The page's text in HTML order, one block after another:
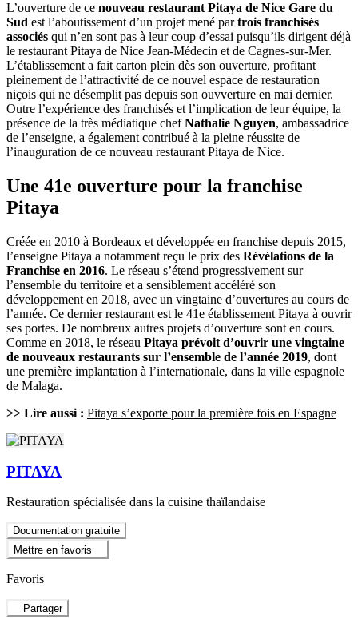
L’ouverture de ce nouveau restaurant Pitaya de Nice Gare du
Sud est l’aboutissement d’un projet mené partrois franchisés
associés qui n’en sont pas à leur coup d’essai puisqu’ils dirigent déjà
le restaurant Pitaya de Nice Jean-Médecin et de Cagnes-sur-Mer.
L’établissement a fait carton plein dès son ouverture, profitant
pleinement de l’attractivité de ce nouvel espace de restauration
niçois qui ne désemplit pas depuis son ouvverture en mai dernier.
Outre l’expérience des franchisés et l’implication de leur équipe, la
présence de la très médiatique chefNathalie Nguyen, ambassadrice
de l’enseigne, a également contribué à la pleine réussite de
l’inauguration de ce nouveau restaurant Pitaya de Nice.
Une 41e ouverture pour la franchise
Pitaya
Créée en 2010 à Bordeaux et développée en franchise depuis 2015,
l’enseigne Pitaya a notamment reçu le prix des Révélations de la
Franchise en 2016. Le réseau s’étend progressivement sur
l’ensemble du territoire et a sensiblement accéléré son
développement en 2018, avec un vingtaine d’ouvertures au cours de
l’année. Ce dernier restaurant est le 41e établissement Pitaya à ouvrir
ses portes. De nombreux autres projets d’ouverture sont en cours.
Comme en 2018, le réseau Pitaya prévoit d’ouvrir une vingtaine
de nouveaux restaurants sur l’ensemble de l’année 2019, dont
une première implantation à l’internationale, dans la ville espagnole
de Malaga.
>> Lire aussi : Pitaya s’exporte pour la première fois en Espagne
PITAYA
Restauration spécialisée dans la cuisine thaïlandaise
Documentation gratuite
Mettre en favoris
Favoris
Partager